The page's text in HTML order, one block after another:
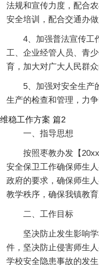
法规和宣传力度，配合
安全培训，配合交通办
4、加强普法宣传工
工、企业经管人员、青
育，加大对广大人民群
5、加强对安全生产
生产的检查和管理，力争
维稳工作方案 篇2
一、指导思想
按照枣教办发【
安全保卫工作确保师生
政府的要求，确保师生
教学秩序，确保我镇教
二、工作目标
坚决防止发生影响
件，坚决防止侵害师生
学校安全隐患事故的发